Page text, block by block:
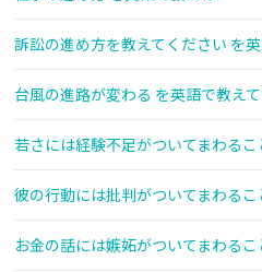
訴訟の進め方を教えてください を
台風の進路が変わる を英語で教え
若さには経験不足がついてまわる
彼の行動には批判がついてまわる
お金の話には嫉妬がついてまわる